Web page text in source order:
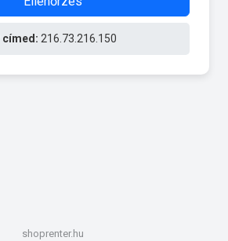
címed: 216.73.216.150
shoprenter.hu